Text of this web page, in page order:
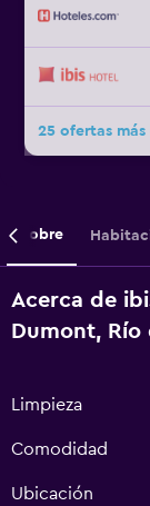
25 ofertas
Sobre
Acerca de
Dumont, Río
Limpieza
Comodidad
Ubicación